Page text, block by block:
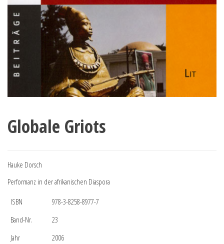
Globale Griots
Hauke Dorsch
Performanz in der afrikanischen Diaspora
ISBN
978-3-8258-8977-7
Band-Nr.
23
Jahr
2006